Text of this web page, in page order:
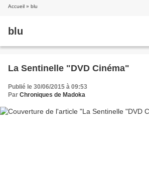
Accueil » blu
blu
La Sentinelle "DVD Cinéma"
Publié le 30/06/2015 à 09:53
Par Chroniques de Madoka